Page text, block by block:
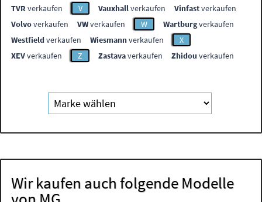
TVR verkaufen V Vauxhallverkaufen Vinfastverkaufen
Volvoverkaufen VWverkaufen W Wartburgverkaufen
Westfieldverkaufen Wiesmannverkaufen
X
XEVverkaufen Z Zastavaverkaufen Zhidou verkaufen
Wir kaufen auch folgende Modelle